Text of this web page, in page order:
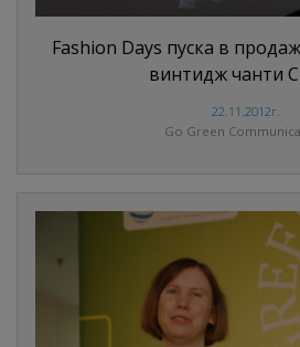
Fashion Days пуска в
винтидж чанти
22.11.2012г.
Go Green